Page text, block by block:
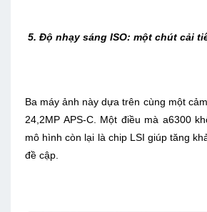
5. Độ nhạy sáng ISO: một chút cải
Ba máy ảnh này dựa trên cùng một
24,2MP APS-C. Một điều mà a6300
mô hình còn lại là chip LSI giúp tăng
đề cập.